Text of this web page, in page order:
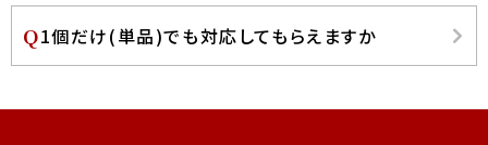
1個だけ(単品)でも対応してもらえますか